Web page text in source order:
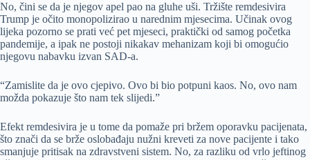
No, čini se da je njegov apel pao na gluhe uši. Tržište remdesivira
Trump je očito monopolizirao u narednim mjesecima. Učinak ovog
lijeka pozorno se prati već pet mjeseci, praktički od samog početka
pandemije, a ipak ne postoji nikakav mehanizam koji bi omogućio
njegovu nabavku izvan SAD-a.
“Zamislite da je ovo cjepivo. Ovo bi bio potpuni kaos. No, ovo nam
možda pokazuje što nam tek slijedi.”
Efekt remdesivira je u tome da pomaže pri bržem oporavku pacijenata,
što znači da se brže oslobađaju nužni kreveti za nove pacijente i tako
smanjuje pritisak na zdravstveni sistem. No, za razliku od vrlo jeftinog